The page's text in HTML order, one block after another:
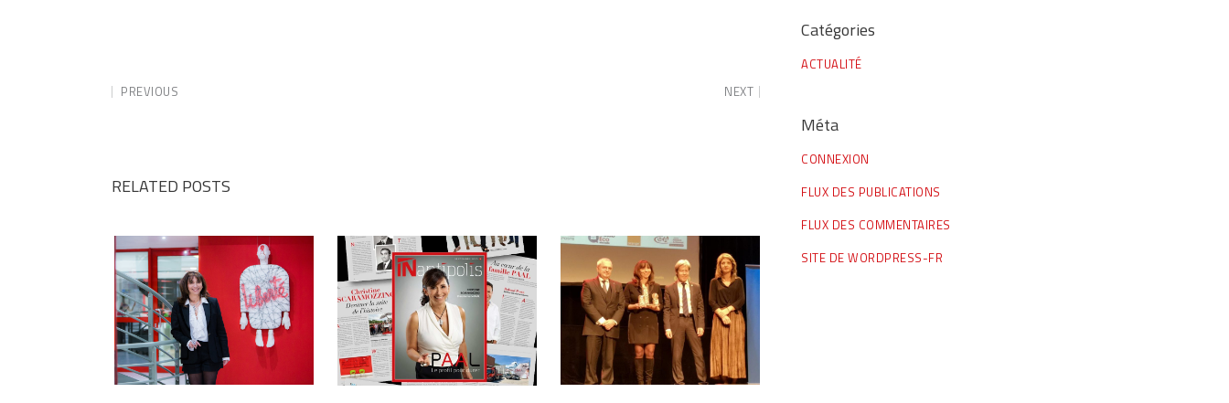
PREVIOUS NEXT
RELATED POSTS
Catégories
ACTUALITÉ
Méta
CONNEXION
FLUX DES PUBLICATIONS
FLUX DES COMMENTAIRES
SITE DE WORDPRESS-FR